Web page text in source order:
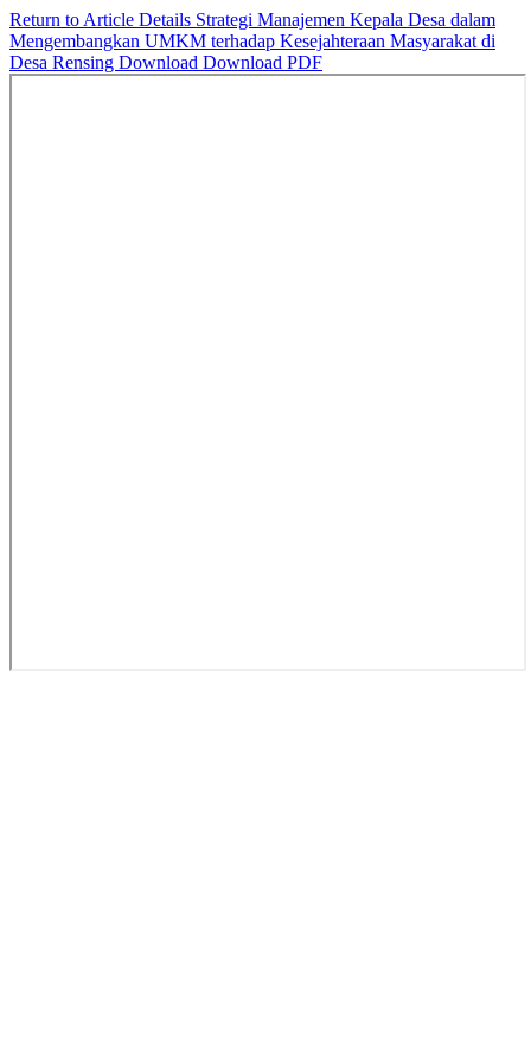
Return to Article Details Strategi Manajemen Kepala Desa dalam
Mengembangkan UMKM terhadap Kesejahteraan Masyarakat di
Desa Rensing Download Download PDF